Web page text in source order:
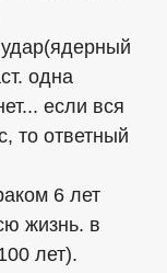
одна
если вся
то ответный
6 лет
жизнь. в
лет).